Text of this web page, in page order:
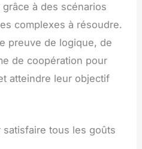
à des scénarios
complexes à résoudre.
preuve de logique, de
de coopération pour
atteindre leur objectif
tous les goûts